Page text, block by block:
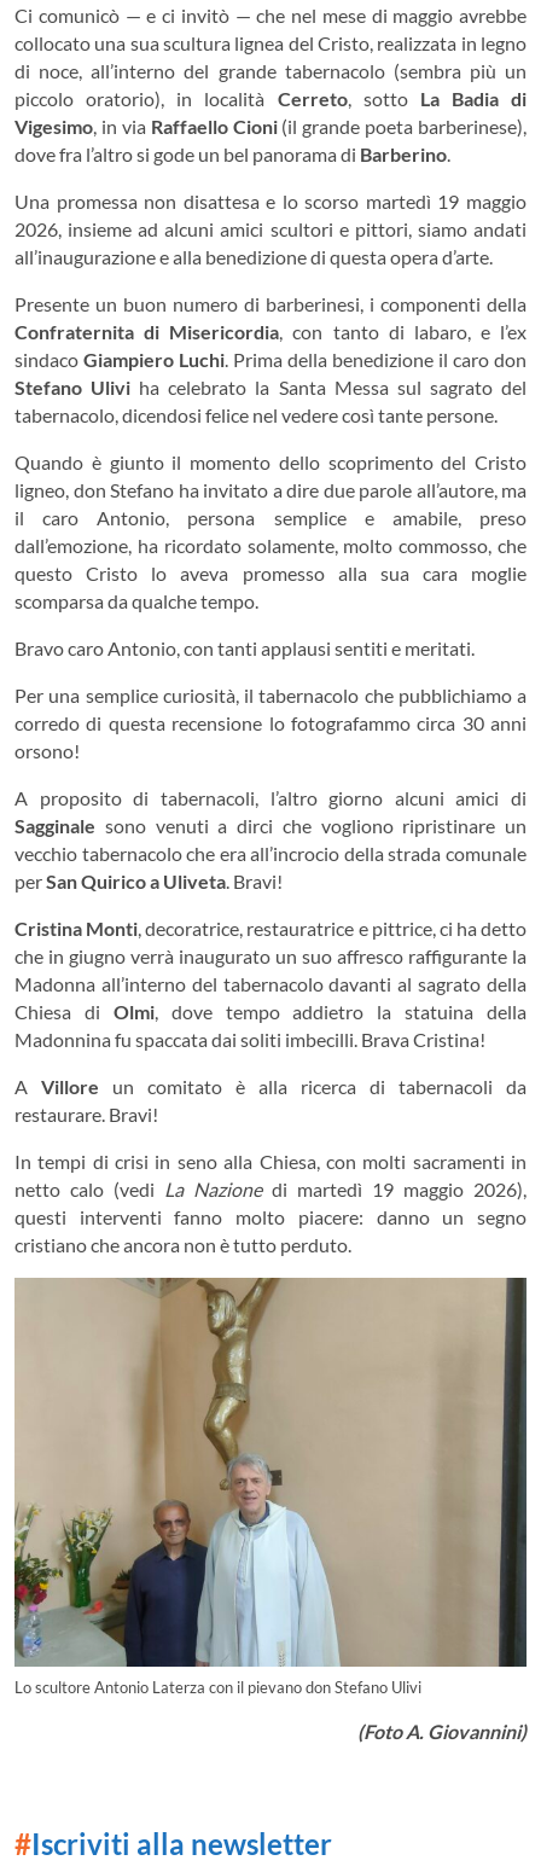
Ci comunicò — e ci invitò — che nel mese di maggio avrebbe
collocato una sua scultura lignea del Cristo, realizzata in legno
di noce, all’interno del grande tabernacolo (sembra più un
piccolo oratorio), in località Cerreto, sotto La Badia di
Vigesimo, in via Raffaello Cioni(il grande poeta barberinese),
dove fra l’altro si gode un bel panorama di Barberino.
Una promessa non disattesa e lo scorso martedì 19 maggio
2026, insieme ad alcuni amici scultori e pittori, siamo andati
all’inaugurazione e alla benedizione di questa opera d’arte.
Presente un buon numero di barberinesi, i componenti della
Confraternita di Misericordia, con tanto di labaro, e l’ex
sindaco Giampiero Luchi. Prima della benedizione il caro don
Stefano Ulivi ha celebrato la Santa Messa sul sagrato del
tabernacolo, dicendosi felice nel vedere così tante persone.
Quando è giunto il momento dello scoprimento del Cristo
ligneo, don Stefano ha invitato a dire due parole all’autore, ma
il caro Antonio, persona semplice e amabile, preso
dall’emozione, ha ricordato solamente, molto commosso, che
questo Cristo lo aveva promesso alla sua cara moglie
scomparsa da qualche tempo.
Bravo caro Antonio, con tanti applausi sentiti e meritati.
Per una semplice curiosità, il tabernacolo che pubblichiamo a
corredo di questa recensione lo fotografammo circa 30 anni
orsono!
A proposito di tabernacoli, l’altro giorno alcuni amici di
Sagginale sono venuti a dirci che vogliono ripristinare un
vecchio tabernacolo che era all’incrocio della strada comunale
perSan Quirico a Uliveta. Bravi!
Cristina Monti, decoratrice, restauratrice e pittrice, ci ha detto
che in giugno verrà inaugurato un suo affresco raffigurante la
Madonna all’interno del tabernacolo davanti al sagrato della
Chiesa di Olmi, dove tempo addietro la statuina della
Madonnina fu spaccata dai soliti imbecilli. Brava Cristina!
A Villore un comitato è alla ricerca di tabernacoli da
restaurare. Bravi!
In tempi di crisi in seno alla Chiesa, con molti sacramenti in
netto calo (vedi La Nazionedi martedì 19 maggio 2026),
questi interventi fanno molto piacere: danno un segno
cristiano che ancora non è tutto perduto.
Lo scultore Antonio Laterza con il pievano don Stefano Ulivi
(Foto A. Giovannini)
#Iscriviti alla newsletter